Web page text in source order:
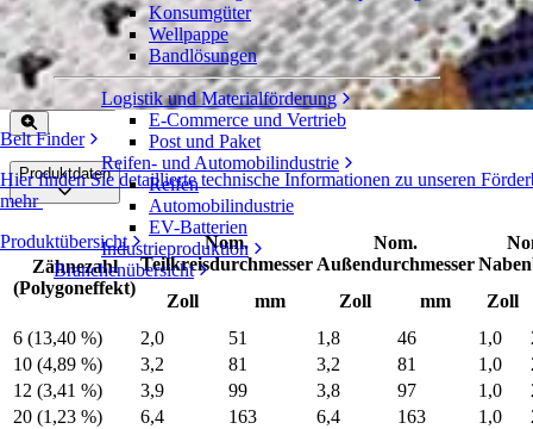
Belt Finder
Hier finden Sie detaillierte technische Informationen zu unseren
mehr
Produktübersicht
Konsumgüter
Wellpappe
Bandlösungen
Logistik und Materialförderung
E-Commerce und Vertrieb
Post und Paket
Reifen- und Automobilindustrie
Reifen
Automobilindustrie
EV-Batterien
Industrieproduktion
Branchenübersicht
EZ Clean™-Azetal-Zahnrad
Serie 1600
Freigeben Angebot einholen
Produktdaten
Zähnezahl
(Polygoneffekt)
Nom.
Teilkreisdurchmesser
Nom.
Außendurchmesser
Zoll
mm Zoll mm
Zoll
6 (13,40 %)
2,0 51 1,8 46 1,0
10 (4,89 %)
3,2 81 3,2 81 1,0
12 (3,41 %)
3,9 99 3,8 97 1,0
20 (1,23 %)
6,4 163 6,4 163 1,0